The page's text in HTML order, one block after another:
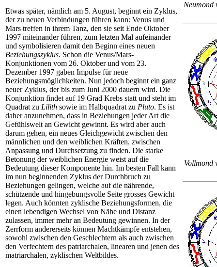
Etwas später, nämlich am 5. August, beginnt ein Zyklus,
der zu neuen Verbindungen führen kann: Venus und
Mars treffen in ihrem Tanz, den sie seit Ende Oktober
1997 miteinander führen, zum letzten Mal aufeinander
und symbolisieren damit den Beginn eines neuen
Beziehungszyklus. Schon die Venus/Mars-
Konjunktionen vom 26. Oktober und vom 23.
Dezember 1997 gaben Impulse für neue
Beziehungsmöglichkeiten. Nun jedoch beginnt ein ganz
neuer Zyklus, der bis zum Juni 2000 dauern wird. Die
Konjunktion findet auf 19 Grad Krebs statt und steht im
Quadrat zu Lilith sowie im Halbquadrat zu Pluto. Es ist
daher anzunehmen, dass in Beziehungen jeder Art die
Gefühlswelt an Gewicht gewinnt. Es wird aber auch
darum gehen, ein neues Gleichgewicht zwischen den
männlichen und den weiblichen Kräften, zwischen
Anpassung und Durchsetzung zu finden. Die starke
Betonung der weiblichen Energie weist auf die
Bedeutung dieser Komponente hin. Im besten Fall kann
im nun beginnenden Zyklus der Durchbruch zu
Beziehungen gelingen, welche auf die nährende,
schützende und hingebungsvolle Seite grosses Gewicht
legen. Auch könnten zyklische Beziehungsformen, die
einen lebendigen Wechsel von Nähe und Distanz
zulassen, immer mehran Bedeutung gewinnen. In der
Zerrform andererseits können Machtkämpfe entstehen,
sowohl zwischen den Geschlechtern als auch zwischen
den Verfechtern des patriarchalen, linearen und jenen des
matriarchalen, zyklischen Weltbildes.
Neumond
Vollmond